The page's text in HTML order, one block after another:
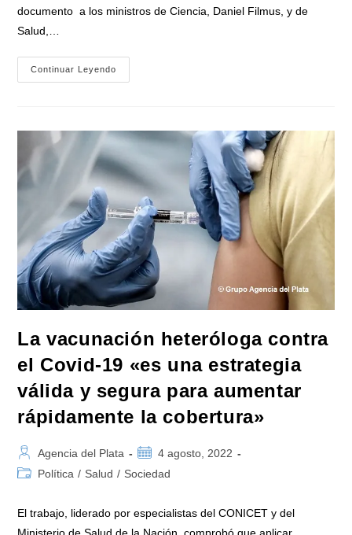
documento a los ministros de Ciencia, Daniel Filmus, y de
Salud,…
Continuar Leyendo
Cultural
Expusieron
Visión
Del
Cambio
Climático”
La vacunación heteróloga contra
el Covid-19 «es una estrategia
válida y segura para aumentar
rápidamente la cobertura»
Autor
de
Agencia del Plata
Publicación
de
4 agosto, 2022
Categoría
entrada:
Política / Salud / Sociedad
El trabajo, liderado por especialistas del CONICET y del